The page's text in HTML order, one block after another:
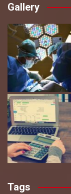
Gallery
Tags